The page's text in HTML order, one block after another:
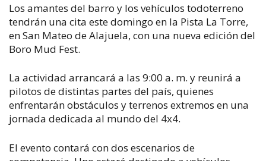
Los amantes del barro y los vehículos todoterreno
tendrán una cita este domingo en la Pista La Torre,
en San Mateo de Alajuela, con una nueva edición del
Boro Mud Fest.
La actividad arrancará a las 9:00 a. m. y reunirá a
pilotos de distintas partes del país, quienes
enfrentarán obstáculos y terrenos extremos en una
jornada dedicada al mundo del 4x4.
El evento contará con dos escenarios de